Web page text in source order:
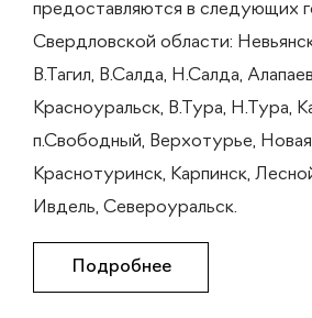
предоставляются в следующих
Свердловской области:
В.Тагил, В.Салда, Н.Салда,
Красноуральск, В.Тура, Н.Тура,
п.Свободный, Верхотурье,
Краснотуринск, Карпинск,
Ивдель, Североуральск.
Подробнее